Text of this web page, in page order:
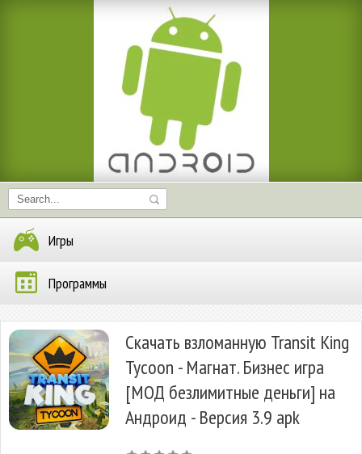
Игры
Программы
Скачать взломанную Transit King
Tycoon - Магнат. Бизнес игра
[МОД безлимитные деньги] на
Андроид - Версия 3.9 apk